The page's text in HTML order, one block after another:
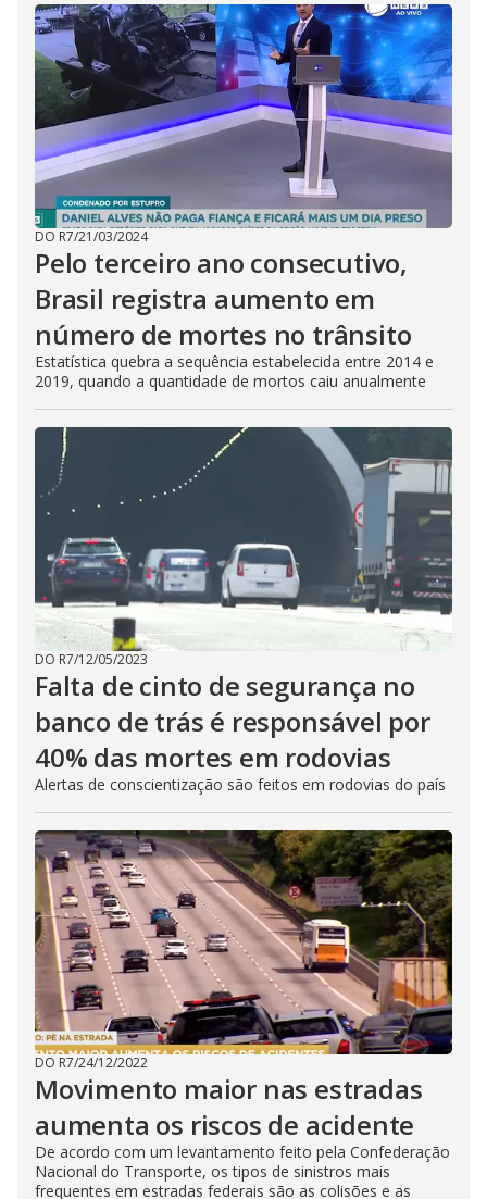
DO R7/21/03/2024
Pelo terceiro ano consecutivo,
Brasil registra aumento em
número de mortes no trânsito
Estatística quebra a sequência estabelecida entre 2014 e
2019, quando a quantidade de mortos caiu anualmente
DO R7/12/05/2023
Falta de cinto de segurança no
banco de trás é responsável por
40% das mortes em rodovias
Alertas de conscientização são feitos em rodovias do país
DO R7/24/12/2022
Movimento maior nas estradas
aumenta os riscos de acidente
De acordo com um levantamento feito pela Confederação
Nacional do Transporte, os tipos de sinistros mais
frequentes em estradas federais são as colisões e as